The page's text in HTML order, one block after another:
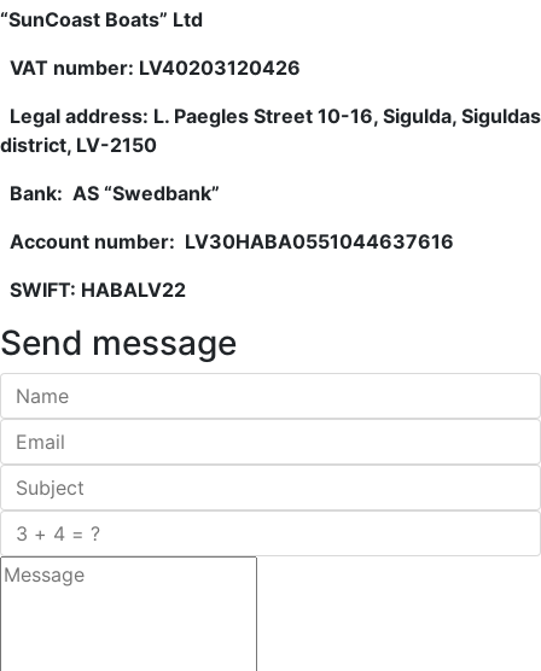
“SunCoast Boats” Ltd
VAT number: LV40203120426
Legal address: L. Paegles Street 10-16, Sigulda, Siguldas
district, LV-2150
Bank: AS “Swedbank”
Account number: LV30HABA0551044637616
SWIFT: HABALV22
Send message